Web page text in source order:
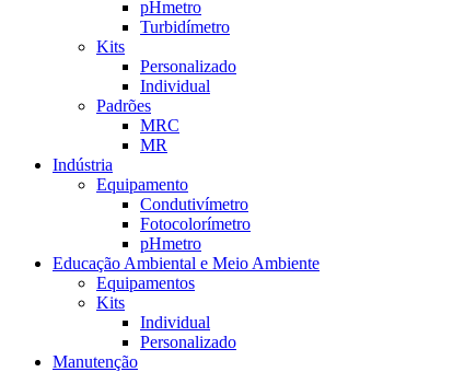
pHmetro
Turbidímetro
Kits
Personalizado
Individual
Padrões
MRC
MR
Indústria
Equipamento
Condutivímetro
Fotocolorímetro
pHmetro
Educação Ambiental e Meio Ambiente
Equipamentos
Kits
Individual
Personalizado
Manutenção